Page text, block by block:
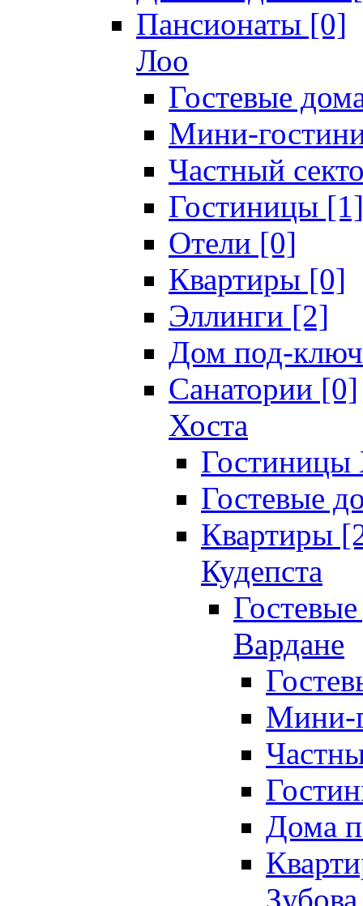
Пансионаты [0]
Лоо
Гостевые
Мини-
Частный
Гостиницы [1]
Отели [0]
Квартиры [0]
Эллинги [2]
Дом под-
Санатории [0]
Хоста
Гостевые
Квартиры
Кудепста
Вардане
Мини-
Дома